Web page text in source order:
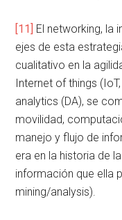
[11] El networking, la
ejes de esta
cualitativo en la
Internet of things
analytics (DA), se
movilidad,
manejo y flujo de
era en la historia de
información que ella
mining/analysis).